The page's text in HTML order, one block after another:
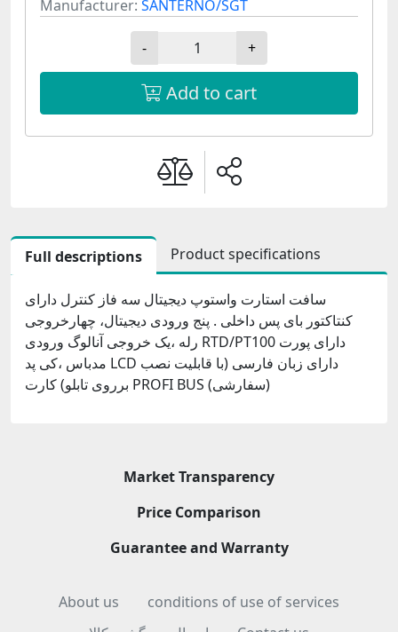
Manufacturer: SANTERNO/SGT
- +
Add to cart
Full descriptions Product specifications
سافت استارت واستوپ دیجیتال سه فاز کنترل دارای
کنتاکتور بای پس داخلی . پنج ورودی دیجیتال، چهارخروجی
رله ،یک خروجی آنالوگ ورودی RTD/PT100 دارای پورت
مدباس ،کی پد LCD دارای زبان فارسی (با قابلیت نصب
برروی تابلو) کارت PROFI BUS (سفارشی)
Market Transparency
Price Comparison
Guarantee and Warranty
About us
conditions of use of services